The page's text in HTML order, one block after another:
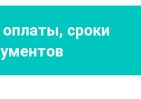
свои
искусства.
сроки